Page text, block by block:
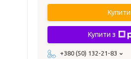
Купити
Купити з
+380 (50) 132-21-83